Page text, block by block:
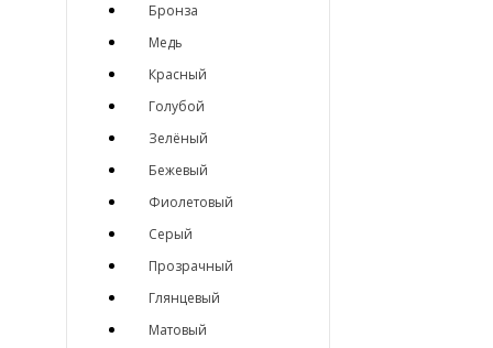
Бронза
Медь
Красный
Голубой
Зелёный
Бежевый
Фиолетовый
Серый
Прозрачный
Глянцевый
Матовый